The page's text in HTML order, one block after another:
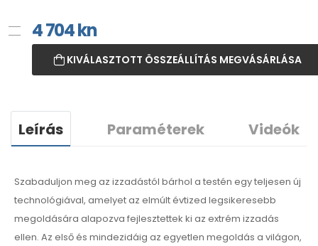
4 704kn
KIVÁLASZTOTT ÖSSZEÁLLÍTÁS MEGVÁSÁRLÁSA
Leírás Paraméterek Videók
Szabaduljon meg az izzadástól bárhol a testén egy teljesen új
technológiával, amelyet az elmúlt évtized legsikeresebb
megoldására alapozva fejlesztettek ki az extrém izzadás
ellen. Az első és mindezidáig az egyetlen megoldás a világon,